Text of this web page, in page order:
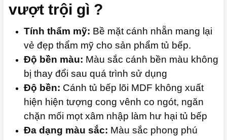
vượt trội gì ?
Tính thẩm mỹ: Bề mặt cánh nhẵn mang lại
vẻ đẹp thẩm mỹ cho sản phẩm tủ bếp.
Độ bền màu: Màu sắc cánh bền màu không
bị thay đổi sau quá trình sử dụng
Độ bền: Cánh tủ bếp lõi MDF không xuất
hiện hiện tượng cong vênh co ngót, ngăn
chặn mối mọt xâm nhập làm hư hại tủ bếp
Đa dạng màu sắc: Màu sắc phong phú